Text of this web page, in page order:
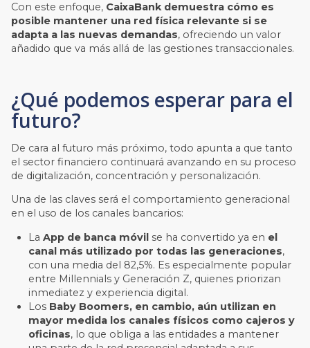
Con este enfoque, CaixaBank demuestra cómo es
posible mantener una red física relevante si se
adapta a las nuevas demandas, ofreciendo un valor
añadido que va más allá de las gestiones transaccionales.
¿Qué podemos esperar para el
futuro?
De cara al futuro más próximo, todo apunta a que tanto
el sector financiero continuará avanzando en su proceso
de digitalización, concentración y personalización.
Una de las claves será el comportamiento generacional
en el uso de los canales bancarios:
LaApp de banca móvil se ha convertido ya en el
canal más utilizado por todas las generaciones,
con una media del 82,5%. Es especialmente popular
entre Millennials y Generación Z, quienes priorizan
inmediatez y experiencia digital.
Los Baby Boomers, en cambio, aún utilizan en
mayor medida los canales físicos como cajeros y
oficinas, lo que obliga a las entidades a mantener